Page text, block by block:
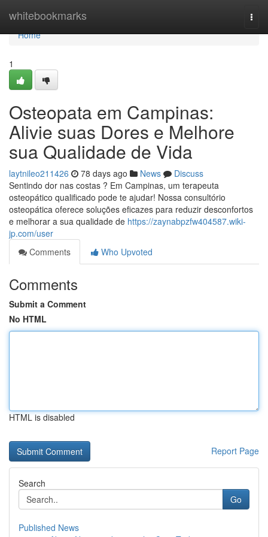
whitebookmarks
Home
Home
1
Osteopata em Campinas:
Alivie suas Dores e Melhore
sua Qualidade de Vida
laytnileo211426 78 days ago News
Discuss
Sentindo dor nas costas ? Em Campinas, um terapeuta
osteopático qualificado pode te ajudar! Nossa consultório
osteopática oferece soluções eficazes para reduzir desconfortos
e melhorar a sua qualidade de https://zaynabpzfw404587.wiki-
jp.com/user
Comments
Who Upvoted
Comments
Submit a Comment
No HTML
HTML is disabled
Report Page
Search
Go
Published News